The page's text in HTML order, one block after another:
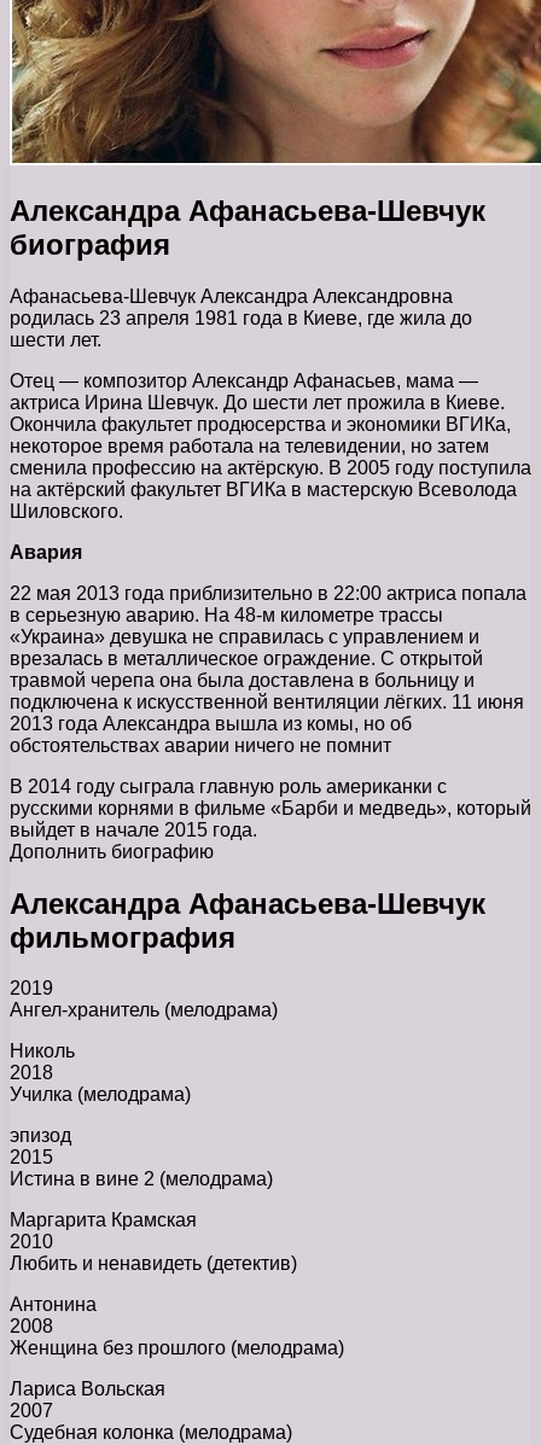
Александра Афанасьева-Шевчук
биография
Афанасьева-Шевчук Александра Александровна
родилась 23 апреля 1981 года в Киеве, где жила до
шести лет.
Отец — композитор Александр Афанасьев, мама —
актриса Ирина Шевчук. До шести лет прожила в Киеве.
Окончила факультет продюсерства и экономики ВГИКа,
некоторое время работала на телевидении, но затем
сменила профессию на актёрскую. В 2005 году поступила
на актёрский факультет ВГИКа в мастерскую Всеволода
Шиловского.
Авария
22 мая 2013 года приблизительно в 22:00 актриса попала
в серьезную аварию. На 48-м километре трассы
«Украина» девушка не справилась с управлением и
врезалась в металлическое ограждение. С открытой
травмой черепа она была доставлена в больницу и
подключена к искусственной вентиляции лёгких. 11 июня
2013 года Александра вышла из комы, но об
обстоятельствах аварии ничего не помнит
В 2014 году сыграла главную роль американки с
русскими корнями в фильме «Барби и медведь», который
выйдет в начале 2015 года.
Дополнить биографию
Александра Афанасьева-Шевчук
фильмография
2019
Ангел-хранитель (мелодрама)
Николь
2018
Училка (мелодрама)
эпизод
2015
Истина в вине 2 (мелодрама)
Маргарита Крамская
2010
Любить и ненавидеть (детектив)
Антонина
2008
Женщина без прошлого (мелодрама)
Лариса Вольская
2007
Судебная колонка (мелодрама)